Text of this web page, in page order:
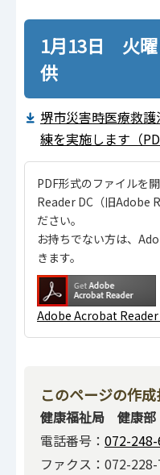
1月13日 火
供
堺市災害時医療救
練を実施します（
PDF形式のファイルを
Reader DC（旧Adobe
ださい。
お持ちでない方は、
きます。
Adobe Acrobat Reader
このページの作成
健康福祉局 健康
電話番号： 072-
ファクス：072-